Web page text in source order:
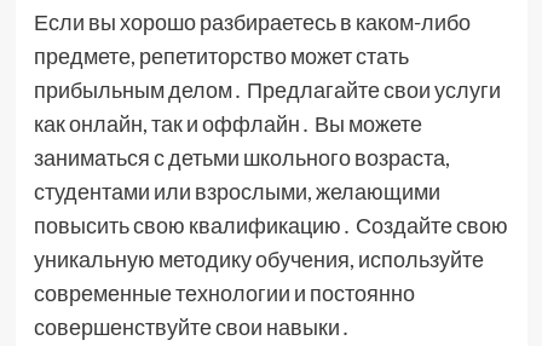
Если вы хорошо разбираетесь в каком-либо
предмете, репетиторство может стать
прибыльным делом․ Предлагайте свои услуги
как онлайн, так и оффлайн․ Вы можете
заниматься с детьми школьного возраста,
студентами или взрослыми, желающими
повысить свою квалификацию․ Создайте свою
уникальную методику обучения, используйте
современные технологии и постоянно
совершенствуйте свои навыки․